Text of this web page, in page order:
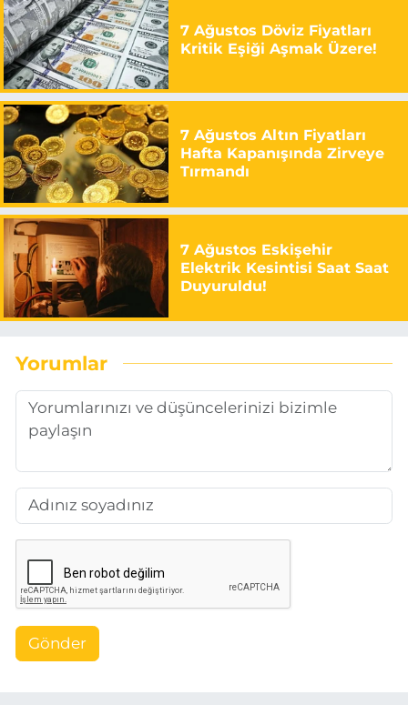
7 Ağustos Döviz Fiyatları
Kritik Eşiği Aşmak Üzere!
7 Ağustos Altın Fiyatları
Hafta Kapanışında Zirveye
Tırmandı
7 Ağustos Eskişehir
Elektrik Kesintisi Saat Saat
Duyuruldu!
Yorumlar
Gönder